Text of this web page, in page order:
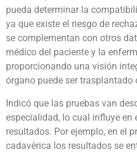
pueda determinar la
ya que existe el riesgo de
se complementan con otros
médico del paciente y la
proporcionando una visión
órgano puede ser trasplantado
Indicó que las pruebas van
especialidad, lo cual influye en
resultados. Por ejemplo, en el
cadavérica los resultados se